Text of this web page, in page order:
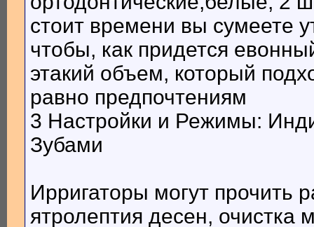
стоит времени вы сумеете
чтобы, как придется
этакий объем, который
равно предпочтениям
3 Настройки и Режимы:
Зубами
Ирригаторы могут прочить
ятролептия десен,